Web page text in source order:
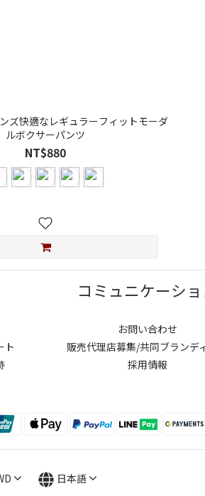
ズ快適なレギュラーフィットモーダ
ルボクサーパンツ
NT$880
ト
コミュニケーシ
お問い合わせ
販売代理店募集/共同ブランデ
採用情報
日本語